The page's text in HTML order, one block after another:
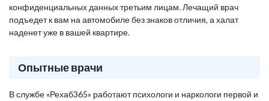
конфиденциальных данных третьим лицам. Лечащий врач
подъедет к вам на автомобиле без знаков отличия, а халат
наденет уже в вашей квартире.
Опытные врачи
В службе «Рехаб365» работают психологи и наркологи первой и